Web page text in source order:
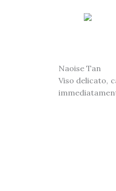
Naoise Tan
Viso delicato,